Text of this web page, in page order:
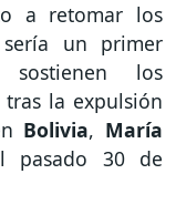
a retomar los
un primer
sostienen los
tras la expulsión
Bolivia, María
pasado 30 de